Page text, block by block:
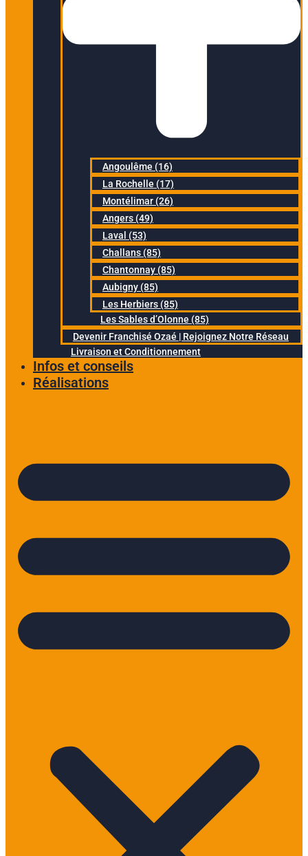
Angoulême (16)
La Rochelle (17)
Montélimar (26)
Angers (49)
Laval (53)
Challans (85)
Chantonnay (85)
Aubigny (85)
Les Herbiers (85)
Les Sables d’Olonne (85)
Devenir Franchisé Ozaé | Rejoignez Notre Réseau
Livraison et Conditionnement
Infos et conseils
Réalisations